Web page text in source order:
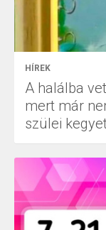
HÍREK
A halálba
mert már
szülei